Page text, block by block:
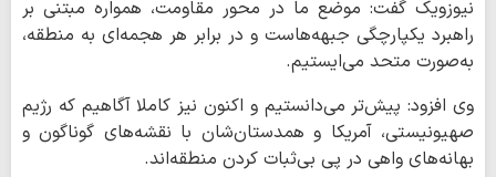
نیوزویک گفت: موضع ما در محور مقاومت، همواره مبتنی بر
راهبرد یکپارچگی جبهه‌هاست و در برابر هر هجمه‌ای به منطقه،
به‌صورت متحد می‌ایستیم.
وی افزود: پیش‌تر می‌دانستیم و اکنون نیز کاملا آگاهیم که رژیم
صهیونیستی، آمریکا و همدستان‌شان با نقشه‌های گوناگون و
بهانه‌های واهی در پی بی‌ثبات کردن منطقه‌اند.